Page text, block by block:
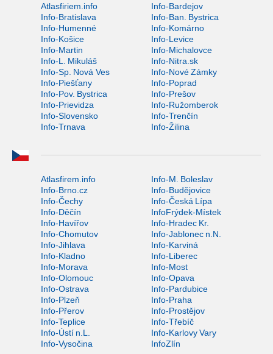
Atlasfiriem.info
Info-Bardejov
Info-Bratislava
Info-Ban. Bystrica
Info-Humenné
Info-Komárno
Info-Košice
Info-Levice
Info-Martin
Info-Michalovce
Info-L. Mikuláš
Info-Nitra.sk
Info-Sp. Nová Ves
Info-Nové Zámky
Info-Piešťany
Info-Poprad
Info-Pov. Bystrica
Info-Prešov
Info-Prievidza
Info-Ružomberok
Info-Slovensko
Info-Trenčín
Info-Trnava
Info-Žilina
Atlasfirem.info
Info-M. Boleslav
Info-Brno.cz
Info-Budějovice
Info-Čechy
Info-Česká Lípa
Info-Děčín
InfoFrýdek-Místek
Info-Havířov
Info-Hradec Kr.
Info-Chomutov
Info-Jablonec n.N.
Info-Jihlava
Info-Karviná
Info-Kladno
Info-Liberec
Info-Morava
Info-Most
Info-Olomouc
Info-Opava
Info-Ostrava
Info-Pardubice
Info-Plzeň
Info-Praha
Info-Přerov
Info-Prostějov
Info-Teplice
Info-Třebíč
Info-Ústí n.L.
Info-Karlovy Vary
Info-Vysočina
InfoZlín